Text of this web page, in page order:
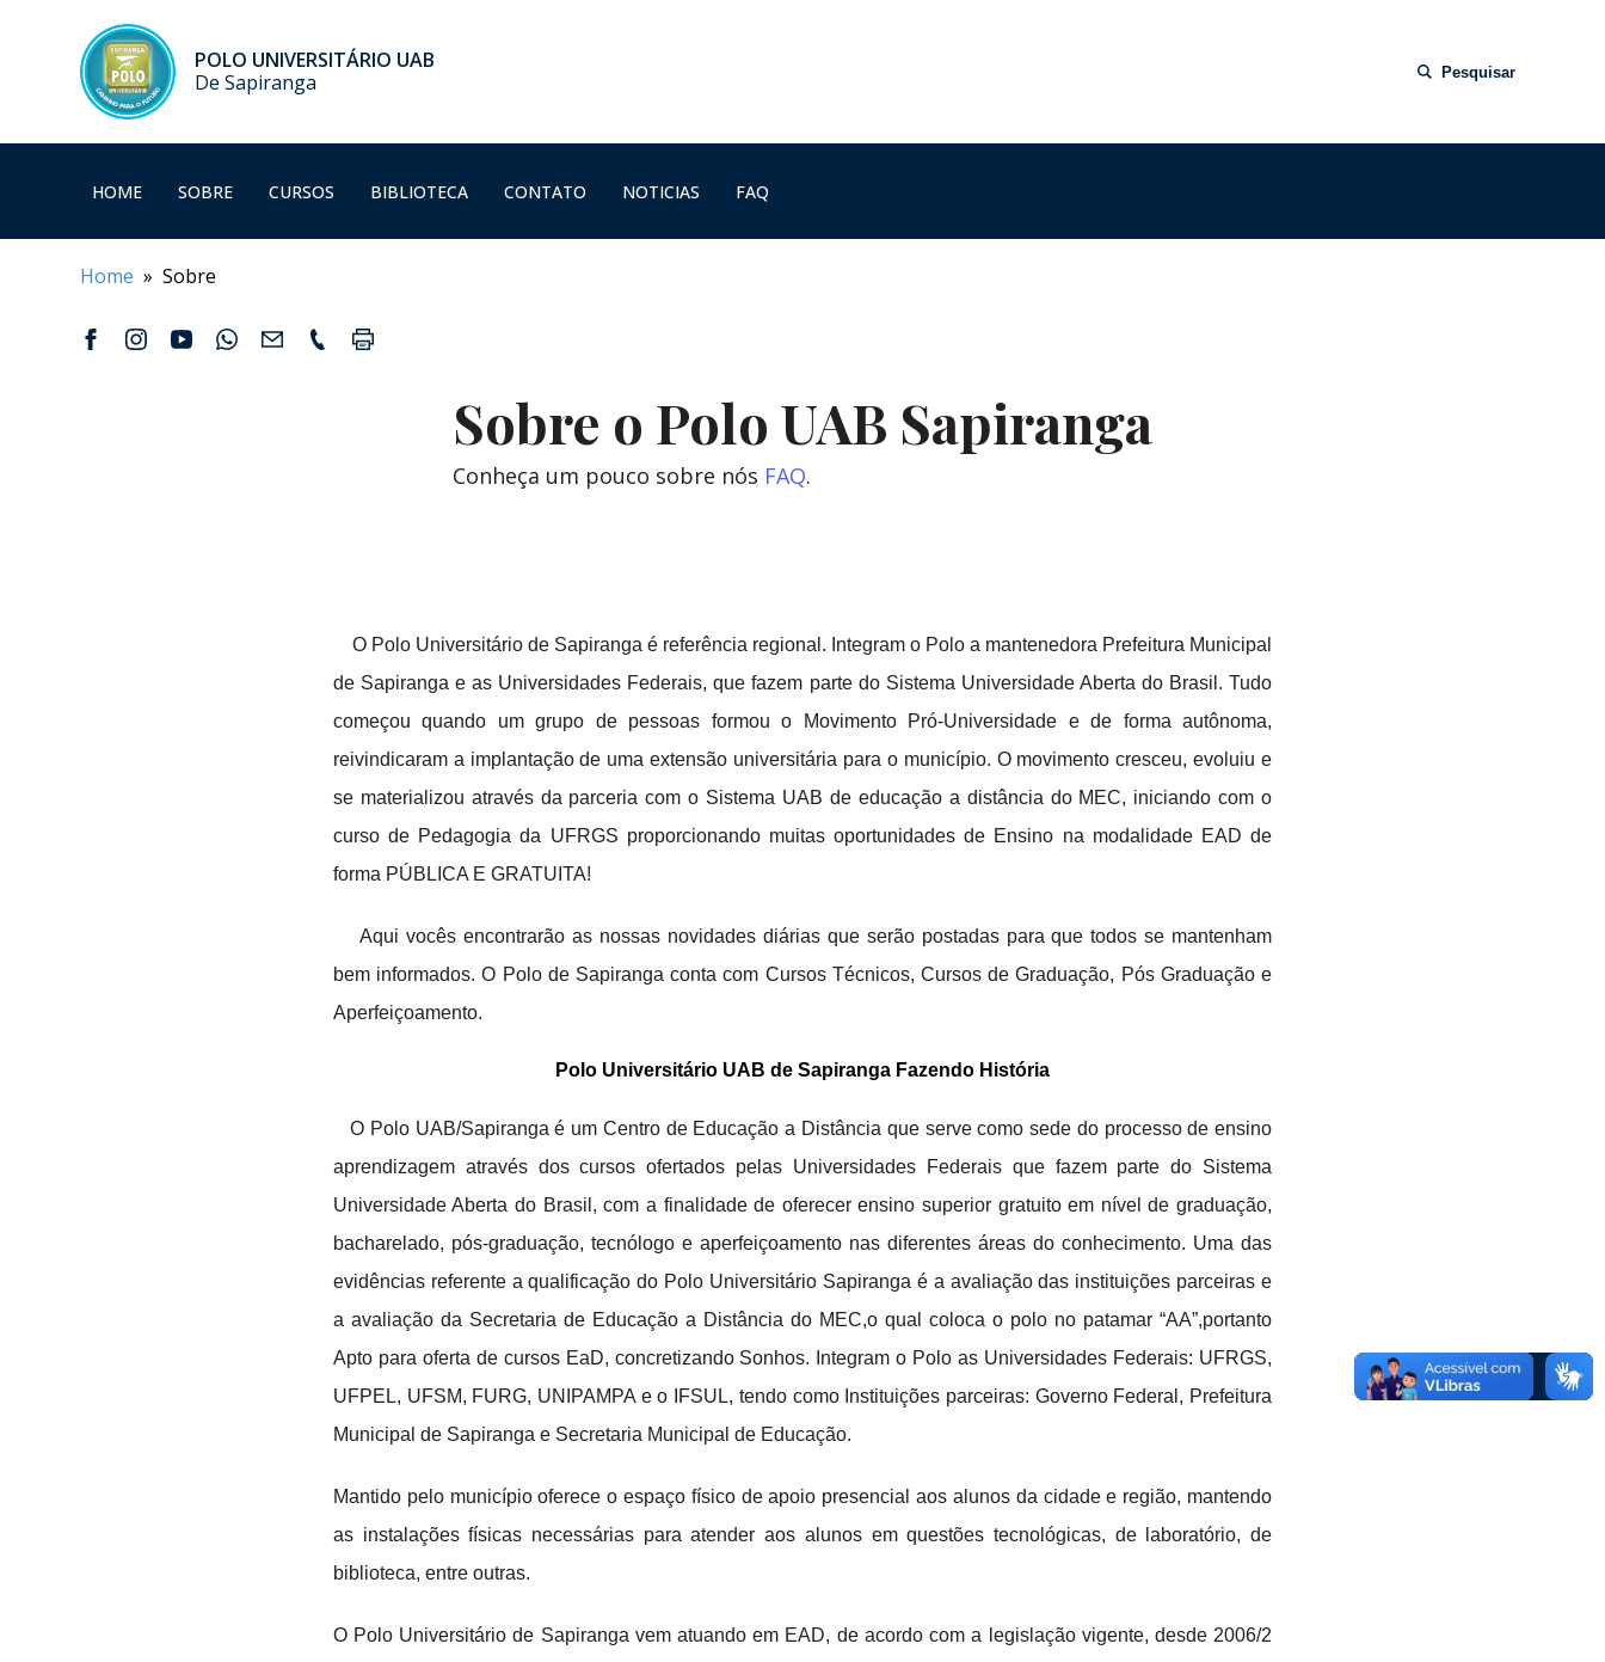
POLO UNIVERSITÁRIO UAB
De Sapiranga
Pesquisar
HOME SOBRE CURSOS BIBLIOTECA CONTATO NOTICIAS FAQ
Home » Sobre
Sobre o Polo UAB Sapiranga
Conheça um pouco sobre nós FAQ.
O Polo Universitário de Sapiranga é referência regional. Integram o Polo a mantenedora Prefeitura Municipal
de Sapiranga e as Universidades Federais, que fazem parte do Sistema Universidade Aberta do Brasil. Tudo
começou quando um grupo de pessoas formou o Movimento Pró-Universidade e de forma autônoma,
reivindicaram a implantação de uma extensão universitária para o município. O movimento cresceu, evoluiu e
se materializou através da parceria com o Sistema UAB de educação a distância do MEC, iniciando com o
curso de Pedagogia da UFRGS proporcionando muitas oportunidades de Ensino na modalidade EAD de
forma PÚBLICA E GRATUITA!
Aqui vocês encontrarão as nossas novidades diárias que serão postadas para que todos se mantenham
bem informados. O Polo de Sapiranga conta com Cursos Técnicos, Cursos de Graduação, Pós Graduação e
Aperfeiçoamento.
Polo Universitário UAB de Sapiranga Fazendo História
O Polo UAB/Sapiranga é um Centro de Educação a Distância que serve como sede do processo de ensino
aprendizagem através dos cursos ofertados pelas Universidades Federais que fazem parte do Sistema
Universidade Aberta do Brasil, com a finalidade de oferecer ensino superior gratuito em nível de graduação,
bacharelado, pós-graduação, tecnólogo e aperfeiçoamento nas diferentes áreas do conhecimento. Uma das
evidências referente a qualificação do Polo Universitário Sapiranga é a avaliação das instituições parceiras e
a avaliação da Secretaria de Educação a Distância do MEC,o qual coloca o polo no patamar “AA”,portanto
Apto para oferta de cursos EaD, concretizando Sonhos. Integram o Polo as Universidades Federais: UFRGS,
UFPEL, UFSM, FURG, UNIPAMPA e o IFSUL, tendo como Instituições parceiras: Governo Federal, Prefeitura
Municipal de Sapiranga e Secretaria Municipal de Educação.
Mantido pelo município oferece o espaço físico de apoio presencial aos alunos da cidade e região, mantendo
as instalações físicas necessárias para atender aos alunos em questões tecnológicas, de laboratório, de
biblioteca, entre outras.
O Polo Universitário de Sapiranga vem atuando em EAD, de acordo com a legislação vigente, desde 2006/2